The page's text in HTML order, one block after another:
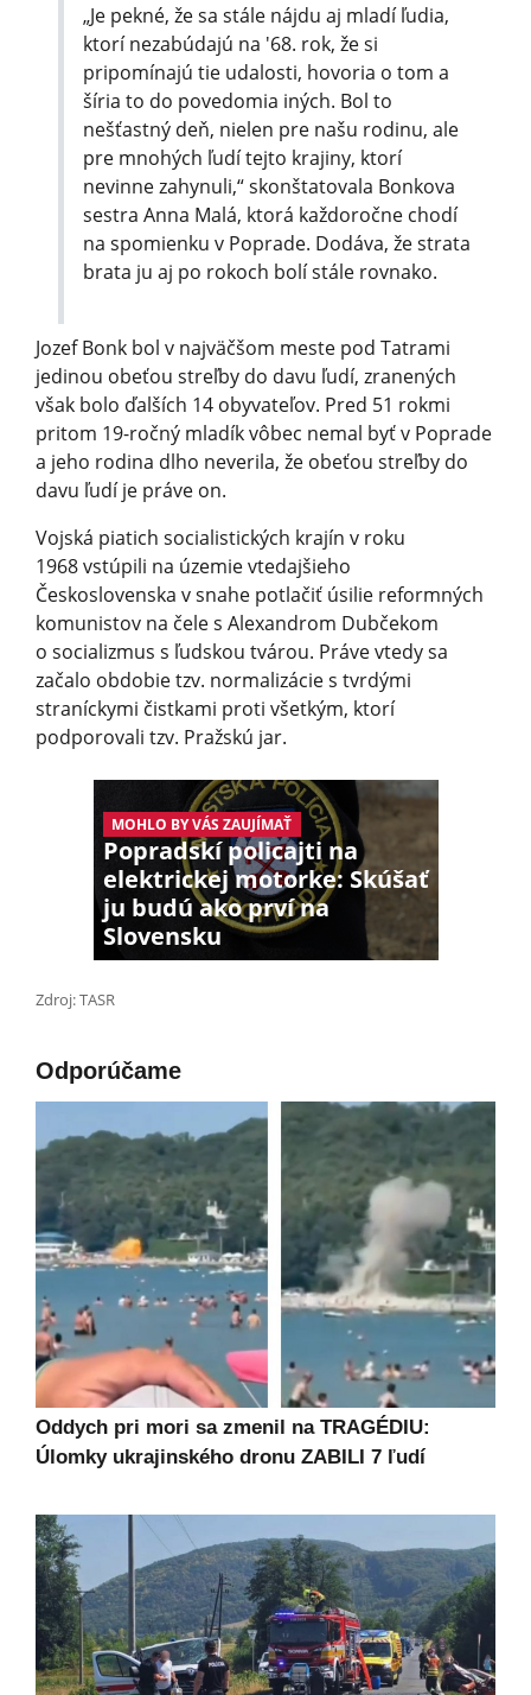
„Je pekné, že sa stále nájdu aj mladí ľudia,
ktorí nezabúdajú na '68. rok, že si
pripomínajú tie udalosti, hovoria o tom a
šíria to do povedomia iných. Bol to
nešťastný deň, nielen pre našu rodinu, ale
pre mnohých ľudí tejto krajiny, ktorí
nevinne zahynuli,“ skonštatovala Bonkova
sestra Anna Malá, ktorá každoročne chodí
na spomienku v Poprade. Dodáva, že strata
brata ju aj po rokoch bolí stále rovnako.
Jozef Bonk bol v najväčšom meste pod Tatrami
jedinou obeťou streľby do davu ľudí, zranených
však bolo ďalších 14 obyvateľov. Pred 51 rokmi
pritom 19-ročný mladík vôbec nemal byť v Poprade
a jeho rodina dlho neverila, že obeťou streľby do
davu ľudí je práve on.
Vojská piatich socialistických krajín v roku
1968 vstúpili na územie vtedajšieho
Československa v snahe potlačiť úsilie reformných
komunistov na čele s Alexandrom Dubčekom
o socializmus s ľudskou tvárou. Práve vtedy sa
začalo obdobie tzv. normalizácie s tvrdými
straníckymi čistkami proti všetkým, ktorí
podporovali tzv. Pražskú jar.
MOHLO BY VÁS ZAUJÍMAŤ
Popradskí policajti na
elektrickej motorke: Skúšať
ju budú ako prví na
Slovensku
Zdroj: TASR
Odporúčame
Oddych pri mori sa zmenil na TRAGÉDIU:
Úlomky ukrajinského dronu ZABILI 7 ľudí